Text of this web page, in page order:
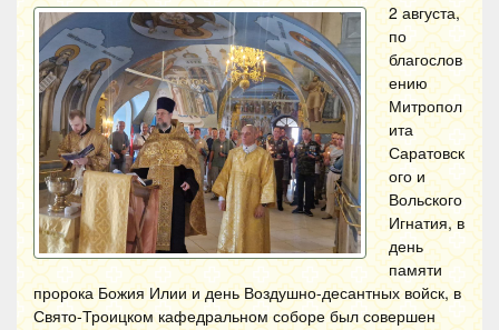
2 августа,
по
благослов
ению
Митропол
ита
Саратовск
ого и
Вольского
Игнатия, в
день
памяти
пророка Божия Илии и день Воздушно-десантных войск, в
Свято-Троицком кафедральном соборе был совершен